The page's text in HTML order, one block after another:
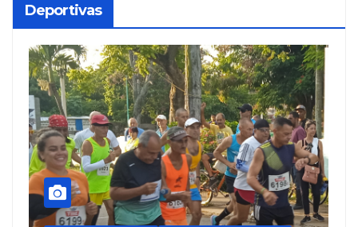
Deportivas
ACONTECER DEPORTIVO DEPORTES
REPORTAJES